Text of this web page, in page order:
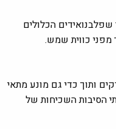
הכלולים
כווית שמש.
ותוך כדי גם מונע מתאי
הסיבות השכיחות של